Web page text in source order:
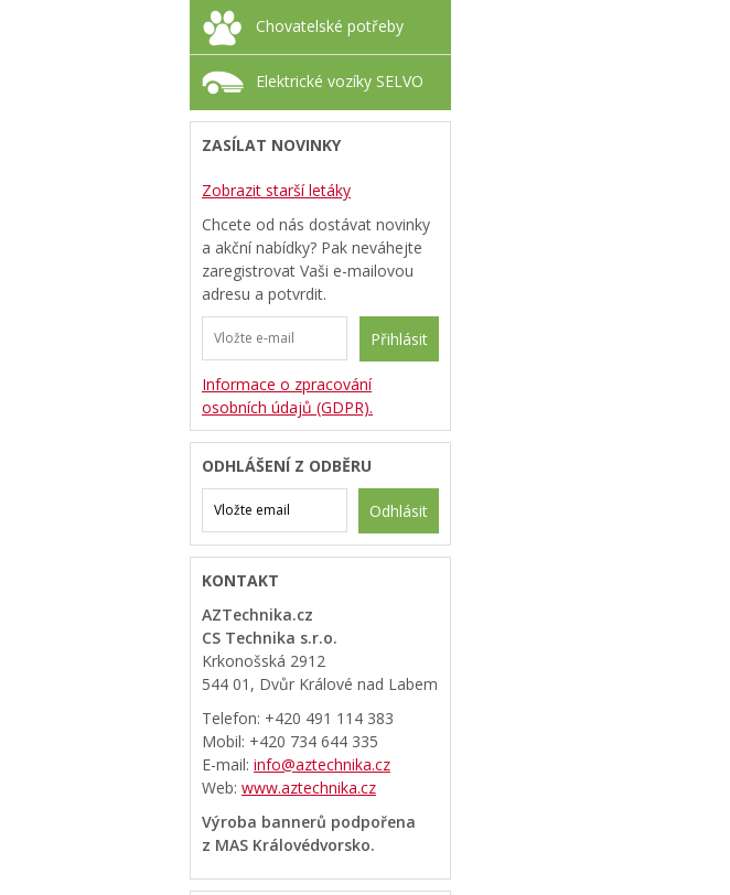
Chovatelské potřeby
Elektrické vozíky SELVO
ZASÍLAT NOVINKY
Zobrazit starší letáky
Chcete od nás dostávat novinky
a akční nabídky? Pak neváhejte
zaregistrovat Vaši e-mailovou
adresu a potvrdit.
Přihlásit
Informace o zpracování
osobních údajů (GDPR).
ODHLÁŠENÍ Z ODBĚRU
Odhlásit
KONTAKT
AZTechnika.cz
CS Technika s.r.o.
Krkonošská 2912
544 01, Dvůr Králové nad Labem
Telefon: +420 491 114 383
Mobil: +420 734 644 335
E-mail: info@aztechnika.cz
Web: www.aztechnika.cz
Výroba bannerů podpořena
z MAS Královédvorsko.